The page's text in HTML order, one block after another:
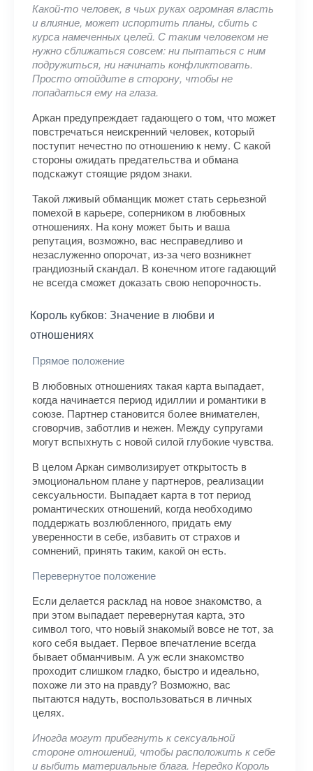
Какой-то человек, в чьих руках огромная власть
и влияние, может испортить планы, сбить с
курса намеченных целей. С таким человеком не
нужно сближаться совсем: ни пытаться с ним
подружиться, ни начинать конфликтовать.
Просто отойдите в сторону, чтобы не
попадаться ему на глаза.
Аркан предупреждает гадающего о том, что может
повстречаться неискренний человек, который
поступит нечестно по отношению к нему. С какой
стороны ожидать предательства и обмана
подскажут стоящие рядом знаки.
Такой лживый обманщик может стать серьезной
помехой в карьере, соперником в любовных
отношениях. На кону может быть и ваша
репутация, возможно, вас несправедливо и
незаслуженно опорочат, из-за чего возникнет
грандиозный скандал. В конечном итоге гадающий
не всегда сможет доказать свою непорочность.
Король кубков: Значение в любви и
отношениях
Прямое положение
В любовных отношениях такая карта выпадает,
когда начинается период идиллии и романтики в
союзе. Партнер становится более внимателен,
сговорчив, заботлив и нежен. Между супругами
могут вспыхнуть с новой силой глубокие чувства.
В целом Аркан символизирует открытость в
эмоциональном плане у партнеров, реализации
сексуальности. Выпадает карта в тот период
романтических отношений, когда необходимо
поддержать возлюбленного, придать ему
уверенности в себе, избавить от страхов и
сомнений, принять таким, какой он есть.
Перевернутое положение
Если делается расклад на новое знакомство, а
при этом выпадает перевернутая карта, это
символ того, что новый знакомый вовсе не тот, за
кого себя выдает. Первое впечатление всегда
бывает обманчивым. А уж если знакомство
проходит слишком гладко, быстро и идеально,
похоже ли это на правду? Возможно, вас
пытаются надуть, воспользоваться в личных
целях.
Иногда могут прибегнуть к сексуальной
стороне отношений, чтобы расположить к себе
и выбить материальные блага. Нередко Король